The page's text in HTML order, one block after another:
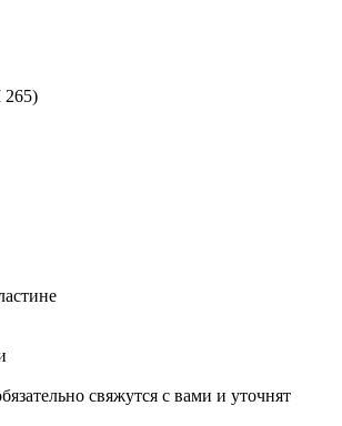
свяжутся с вами и уточнят